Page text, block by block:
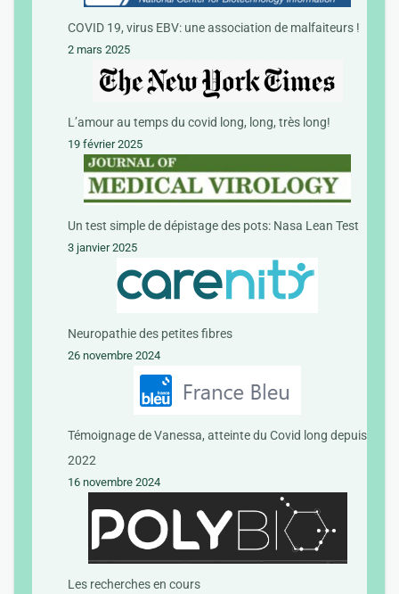
COVID 19, virus EBV: une association de malfaiteurs !
2 mars 2025
L’amour au temps du covid long, long, très long!
19 février 2025
Un test simple de dépistage des pots: Nasa Lean Test
3 janvier 2025
Neuropathie des petites fibres
26 novembre 2024
Témoignage de Vanessa, atteinte du Covid long depuis
2022
16 novembre 2024
Les recherches en cours